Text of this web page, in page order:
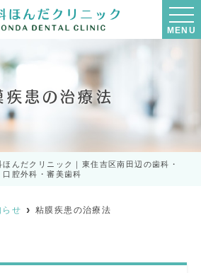
MENU
疾患の治療法
んだクリニック｜東住吉区南田辺の歯科・
口腔外科・審美歯科
らせ 粘膜疾患の治療法